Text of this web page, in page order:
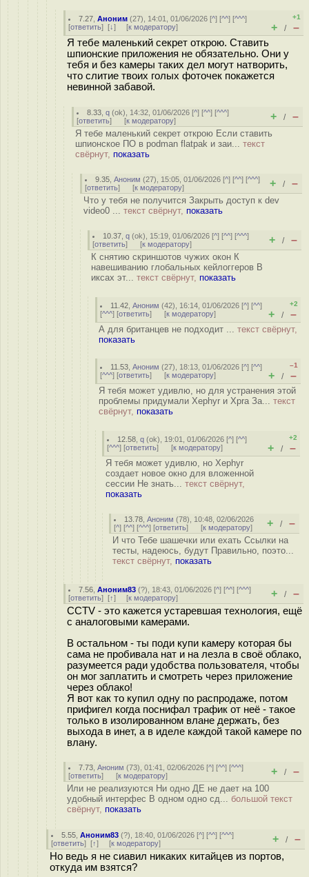
7.27 ,Аноним (27), 14:01, 01/06/2026 [^] [^^] [^^^]
[ответить] [↓] [к модератору]
+1
+ / –
Я тебе маленький секрет открою. Ставить
шпионские приложения не обязательно. Они у
тебя и без камеры таких дел могут натворить,
что слитие твоих голых фоточек покажется
невинной забавой.
8.33 ,q (ok), 14:32, 01/06/2026 [^] [^^] [^^^]
[ответить] [к модератору] + / –
Я тебе маленький секрет открою Если ставить
шпионское ПО в podman flatpak и заи... текст
свёрнут, показать
9.35 ,Аноним (27), 15:05, 01/06/2026 [^] [^^] [^^^]
[ответить] [к модератору] + / –
Что у тебя не получится Закрыть доступ к dev
video0 ... текст свёрнут, показать
10.37 ,q (ok), 15:19, 01/06/2026 [^] [^^] [^^^]
[ответить] [к модератору] + / –
К снятию скриншотов чужих окон К
навешиванию глобальных кейлоггеров В
иксах эт... текст свёрнут, показать
11.42 ,Аноним (42), 16:14, 01/06/2026 [^] [^^]
[^^^] [ответить] [к модератору]
+2
+ / –
А для британцев не подходит ... текст свёрнут,
показать
11.53 ,Аноним (27), 18:13, 01/06/2026 [^] [^^]
[^^^] [ответить] [к модератору]
–1
+ / –
Я тебя может удивлю, но для устранения этой
проблемы придумали Xephyr и Xpra За... текст
свёрнут, показать
12.58 ,q (ok), 19:01, 01/06/2026 [^] [^^]
[^^^] [ответить] [к модератору]
+2
+ / –
Я тебя может удивлю, но Xephyr
создает новое окно для вложенной
сессии Не знать... текст свёрнут,
показать
13.78 ,Аноним (78), 10:48, 02/06/2026
[^] [^^] [^^^] [ответить] [к модератору] + / –
И что Тебе шашечки или ехать Ссылки на
тесты, надеюсь, будут Правильно, поэто...
текст свёрнут, показать
7.56 ,Аноним83 (?), 18:43, 01/06/2026 [^] [^^] [^^^]
[ответить] [↑] [к модератору] + / –
CCTV - это кажется устаревшая технология, ещё
с аналоговыми камерами.
В остальном - ты поди купи камеру которая бы
сама не пробивала нат и на лезла в своё облако,
разумеется ради удобства пользователя, чтобы
он мог заплатить и смотреть через приложение
через облако!
Я вот как то купил одну по распродаже, потом
прифигел когда поснифал трафик от неё - такое
только в изолированном влане держать, без
выхода в инет, а в иделе каждой такой камере по
влану.
7.73 ,Аноним (73), 01:41, 02/06/2026 [^] [^^] [^^^]
[ответить] [к модератору] + / –
Или не реализуются Ни одно ДЕ не дает на 100
удобный интерфес В одном одно сд... большой текст
свёрнут, показать
5.55 ,Аноним83 (?), 18:40, 01/06/2026 [^] [^^] [^^^]
[ответить] [↑] [к модератору] + / –
Но ведь я не сиавил никаких китайцев из портов,
откуда им взятся?